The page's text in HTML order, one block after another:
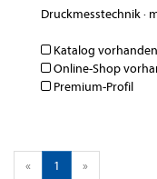
Druckmesstechnik·
Katalog vorhanden
Online-Shop
Premium-Profil
« 1 »